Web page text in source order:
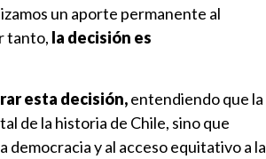
un aporte permanente al
tanto, la decisión es
esta decisión,entendiendo que la
de la historia de Chile, sino que
y al acceso equitativo a la